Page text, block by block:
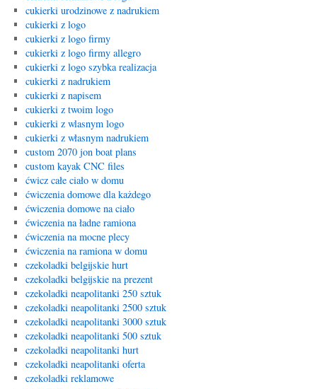
cukierki urodzinowe z nadrukiem
cukierki z logo
cukierki z logo firmy
cukierki z logo firmy allegro
cukierki z logo szybka realizacja
cukierki z nadrukiem
cukierki z napisem
cukierki z twoim logo
cukierki z wlasnym logo
cukierki z własnym nadrukiem
custom 2070 jon boat plans
custom kayak CNC files
ćwicz całe ciało w domu
ćwiczenia domowe dla każdego
ćwiczenia domowe na ciało
ćwiczenia na ładne ramiona
ćwiczenia na mocne plecy
ćwiczenia na ramiona w domu
czekoladki belgijskie hurt
czekoladki belgijskie na prezent
czekoladki neapolitanki 250 sztuk
czekoladki neapolitanki 2500 sztuk
czekoladki neapolitanki 3000 sztuk
czekoladki neapolitanki 500 sztuk
czekoladki neapolitanki hurt
czekoladki neapolitanki oferta
czekoladki reklamowe